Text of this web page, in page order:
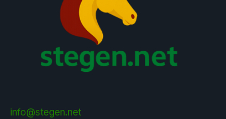
info@stegen.net